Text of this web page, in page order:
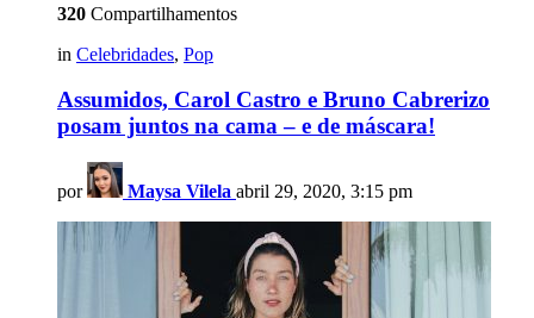
320 Compartilhamentos
in Celebridades, Pop
Assumidos, Carol Castro e Bruno Cabrerizo
posam juntos na cama – e de máscara!
por Maysa Vilela abril 29, 2020, 3:15 pm